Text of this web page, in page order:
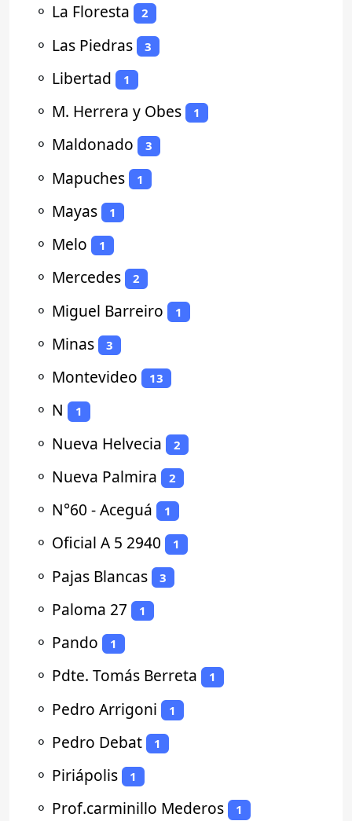
⚬ La Floresta 2
⚬ Las Piedras 3
⚬ Libertad 1
⚬ M. Herrera y Obes 1
⚬ Maldonado 3
⚬ Mapuches 1
⚬ Mayas 1
⚬ Melo 1
⚬ Mercedes 2
⚬ Miguel Barreiro 1
⚬ Minas 3
⚬ Montevideo 13
⚬ N 1
⚬ Nueva Helvecia 2
⚬ Nueva Palmira 2
⚬ N°60 - Aceguá 1
⚬ Oficial A 5 2940 1
⚬ Pajas Blancas 3
⚬ Paloma 27 1
⚬ Pando 1
⚬ Pdte. Tomás Berreta 1
⚬ Pedro Arrigoni 1
⚬ Pedro Debat 1
⚬ Piriápolis 1
⚬ Prof.carminillo Mederos 1